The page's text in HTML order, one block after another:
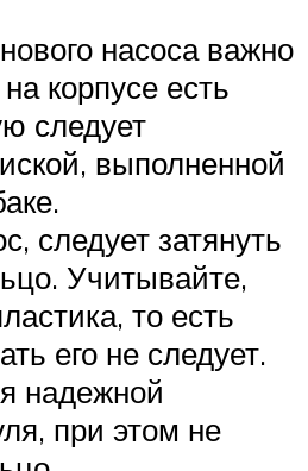
насоса важно
корпусе есть
следует
выполненной
следует затянуть
Учитывайте,
то есть
его не следует.
надежной
при этом не